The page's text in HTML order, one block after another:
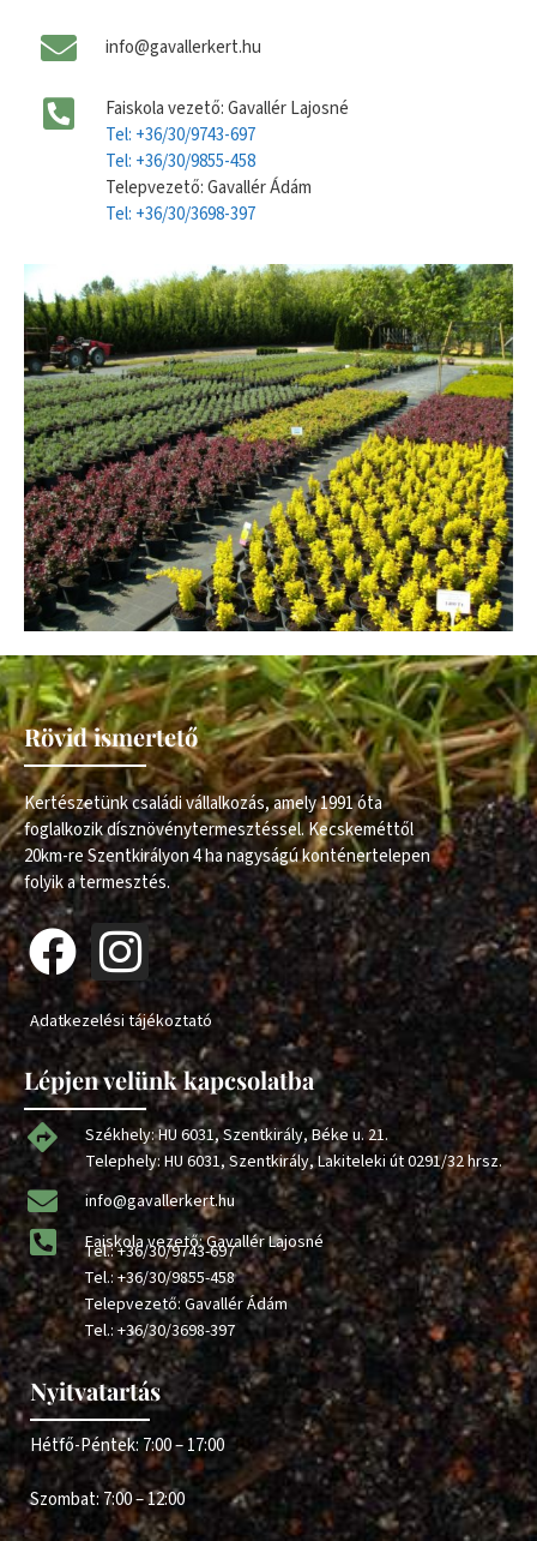
info@gavallerkert.hu
Faiskola vezető: Gavallér Lajosné
Tel: +36/30/9743-697
Tel: +36/30/9855-458
Telepvezető: Gavallér Ádám
Tel: +36/30/3698-397
Rövid ismertető
Kertészetünk családi vállalkozás, amely 1991 óta
foglalkozik dísznövénytermesztéssel. Kecskeméttől
20km-re Szentkirályon 4 ha nagyságú konténertelepen
folyik a termesztés.
Adatkezelési tájékoztató
Lépjen velünk kapcsolatba
Székhely: HU 6031, Szentkirály, Béke u. 21.
Telephely: HU 6031, Szentkirály, Lakiteleki út 0291/32 hrsz.
info@gavallerkert.hu
Faiskola vezető: Gavallér Lajosné
Tel.:+36/30/9743-697
Tel.:+36/30/9855-458
Telepvezető: Gavallér Ádám
Tel.:+36/30/3698-397
Nyitvatartás
Hétfő-Péntek: 7:00 – 17:00
Szombat: 7:00 – 12:00